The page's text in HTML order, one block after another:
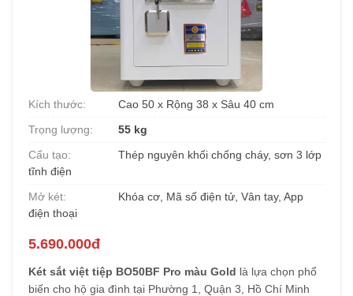
Kích thước:
Cao 50 x Rộng 38 x Sâu 40 cm
Trọng lượng:
55 kg
Cấu tạo:
Thép nguyên khối chống cháy, sơn 3 lớp
tĩnh điện
Mở két:
Khóa cơ, Mã số điện tử, Vân tay, App
điện thoại
5.690.000đ
Két sắt việt tiệp BO50BF Pro màu Gold là lựa chọn phổ
biến cho hộ gia đình tại Phường 1, Quận 3, Hồ Chí Minh